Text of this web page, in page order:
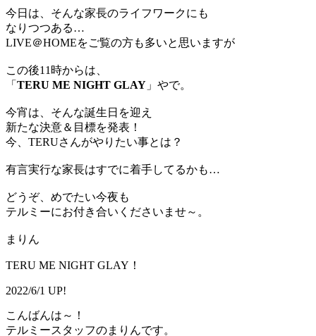
今日は、そんな家長のライフワークにも
なりつつある…
LIVE＠HOMEをご覧の方も多いと思いますが
この後11時からは、
「 TERU ME NIGHT GLAY 」やで。
今宵は、そんな誕生日を迎え
新たな決意＆目標を発表！
今、TERUさんがやりたい事とは？
有言実行な家長はすでに着手してるかも…
どうぞ、めでたい今夜も
テルミーにお付き合いくださいませ～。
まりん
TERU ME NIGHT GLAY！
2022/6/1 UP!
こんばんは～！
テルミースタッフのまりんです。